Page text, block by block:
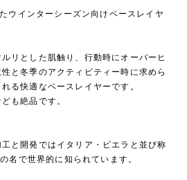
ウインターシーズン向けベースレイヤ
リとした肌触り、行動時にオーバーヒ
と冬季のアクティビティー時に求めら
る快適なベースレイヤーです。
も絶品です。
と開発ではイタリア・ビエラと並び称
名で世界的に知られています。